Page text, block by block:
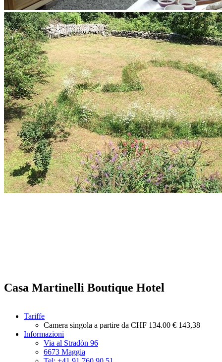
Casa Martinelli Boutique Hotel
Tariffe
Camera singola a partire da CHF 134.00 € 143,38
Informazioni
Via al Stradòn 96
6673 Maggia